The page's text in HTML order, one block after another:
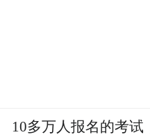
10多万人报名的考试